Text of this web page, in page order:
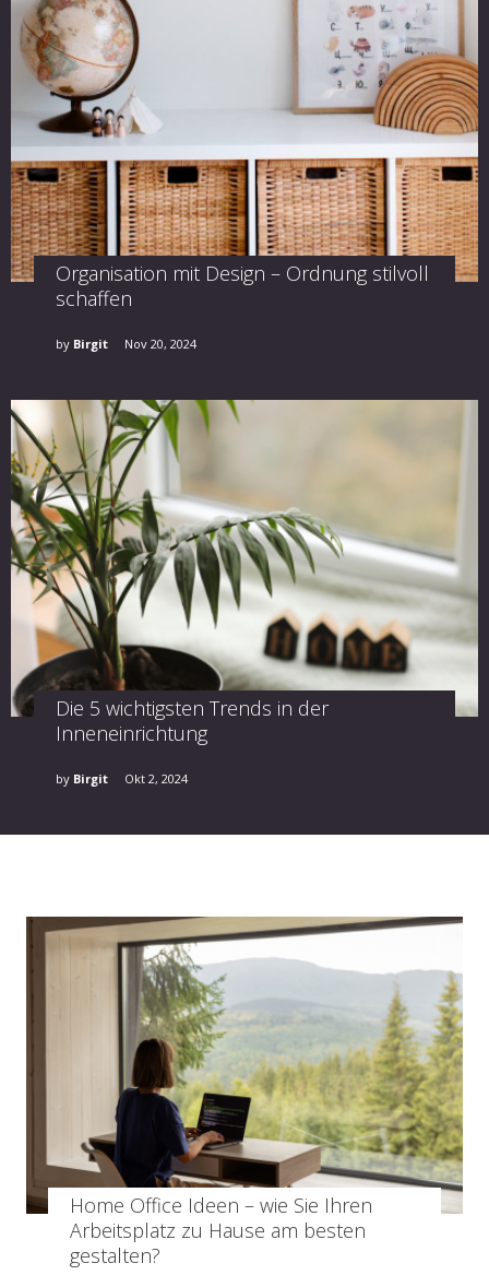
Organisation mit Design – Ordnung stilvoll
schaffen
by Birgit Nov 20, 2024
Die 5 wichtigsten Trends in der
Inneneinrichtung
by Birgit Okt 2, 2024
Home Office Ideen – wie Sie Ihren
Arbeitsplatz zu Hause am besten
gestalten?